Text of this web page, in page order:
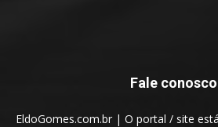
Fale
EldoGomes.com.br | O portal / site